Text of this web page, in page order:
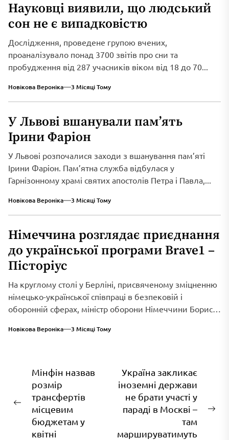
Науковці виявили, що людський
сон не є випадковістю
Дослідження, проведене групою вчених,
проаналізувало понад 3700 звітів про сни та
пробудження від 287 учасників віком від 18 до 70...
Новікова Вероніка 3 Місяці Тому
У Львові вшанували пам’ять
Ірини Фаріон
У Львові розпочалися заходи з вшанування пам’яті
Ірини Фаріон. Пам’ятна служба відбулася у
Гарнізонному храмі святих апостолів Петра і Павла,...
Новікова Вероніка 3 Місяці Тому
Німеччина розглядає приєднання
до української програми Brave1 –
Пісторіус
На круглому столі у Берліні, присвяченому зміцненню
німецько-української співпраці в безпековій і
оборонній сферах, міністр оборони Німеччини Борис
Новікова Вероніка 3 Місяці Тому
Навігація
записів
Попередній
запис:
Мінфін назвав
розмір
трансфертів
місцевим
бюджетам у
квітні
Україна закликає
іноземні держави
не брати участі у
параді в Москві –
там
маршируватимуть